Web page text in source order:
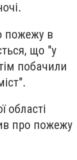
пожежу в
що "у
побачили
області
про пожежу